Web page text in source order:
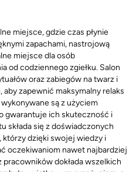
miejsce, gdzie czas płynie
zapachami, nastrojową
miejsce dla osób
od codziennego zgiełku. Salon
oraz zabiegów na twarz i
aby zapewnić maksymalny relaks
są z użyciem
gwarantuje ich skuteczność i
składa się z doświadczonych
którzy dzięki swojej wiedzy i
oczekiwaniom nawet najbardziej
dokłada wszelkich